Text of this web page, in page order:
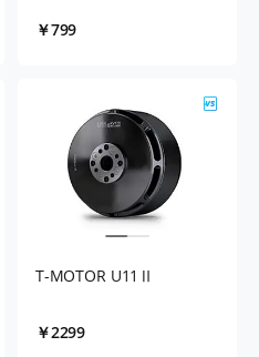
￥799
T-MOTOR U11Ⅱ
￥2299